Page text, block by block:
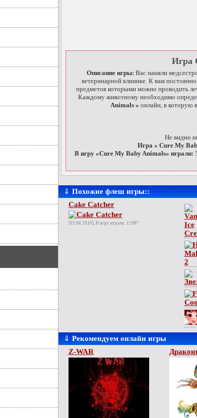
Игра
Описание игры: Вас наняли
ветеринарной клинике. К вам
предметов которыми можно проводить
Каждому животному необходимо
Animals » онлайн, в которую
Не видно
Игра « Cure My
В игру «Cure My Baby Animals» играли:
⇓ Похожие флеш игры::
Cake Catcher
[02.08.2010], В игру играли: 11987
⇓ Рекомендуем онлайн игры
Z-WAR